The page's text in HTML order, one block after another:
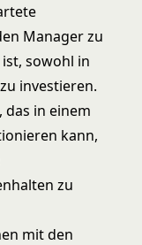
Manager zu
sowohl in
investieren.
das in einem
kann,
zu
mit den